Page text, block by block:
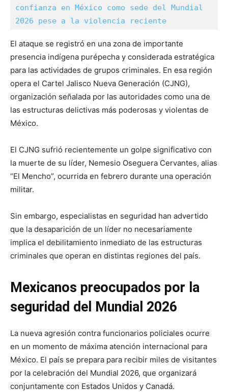
confianza en México como sede del Mundial
2026 pese a la violencia reciente
El ataque se registró en una zona de importante
presencia indígena purépecha y considerada estratégica
para las actividades de grupos criminales. En esa región
opera el Cartel Jalisco Nueva Generación (CJNG),
organización señalada por las autoridades como una de
las estructuras delictivas más poderosas y violentas de
México.
El CJNG sufrió recientemente un golpe significativo con
la muerte de su líder, Nemesio Oseguera Cervantes, alias
“El Mencho”, ocurrida en febrero durante una operación
militar.
Sin embargo, especialistas en seguridad han advertido
que la desaparición de un líder no necesariamente
implica el debilitamiento inmediato de las estructuras
criminales que operan en distintas regiones del país.
Mexicanos preocupados por la
seguridad del Mundial 2026
La nueva agresión contra funcionarios policiales ocurre
en un momento de máxima atención internacional para
México. El país se prepara para recibir miles de visitantes
por la celebración del Mundial 2026, que organizará
conjuntamente con Estados Unidos y Canadá.